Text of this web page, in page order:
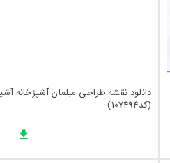
دانلود نقشه طراحی مبلمان آشپزخانه
(کد107494)